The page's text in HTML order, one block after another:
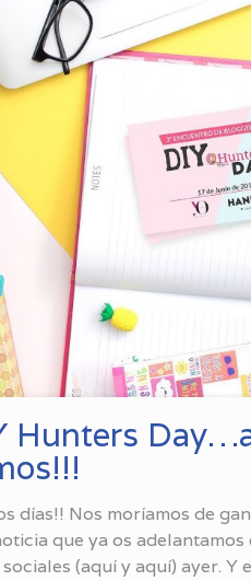
Hunters
días!! Nos moríamos de
que ya os adelantamos
(aquí y aquí) ayer. Y